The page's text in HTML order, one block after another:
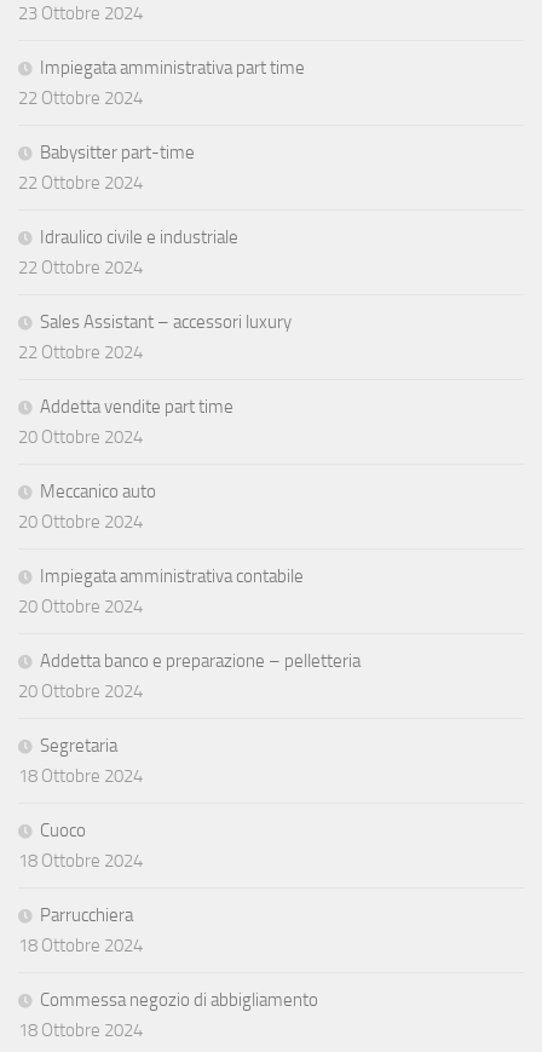
23 Ottobre 2024
Impiegata amministrativa part time
22 Ottobre 2024
Babysitter part-time
22 Ottobre 2024
Idraulico civile e industriale
22 Ottobre 2024
Sales Assistant – accessori luxury
22 Ottobre 2024
Addetta vendite part time
20 Ottobre 2024
Meccanico auto
20 Ottobre 2024
Impiegata amministrativa contabile
20 Ottobre 2024
Addetta banco e preparazione – pelletteria
20 Ottobre 2024
Segretaria
18 Ottobre 2024
Cuoco
18 Ottobre 2024
Parrucchiera
18 Ottobre 2024
Commessa negozio di abbigliamento
18 Ottobre 2024